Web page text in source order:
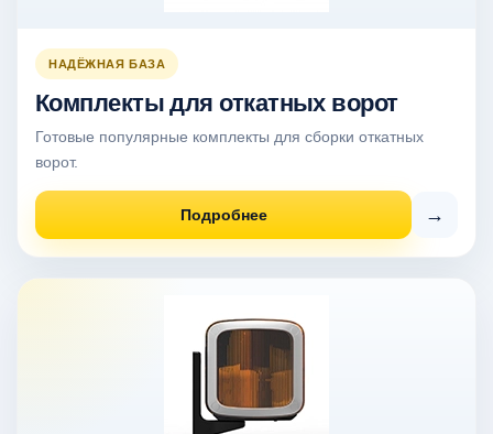
НАДЁЖНАЯ БАЗА
Комплекты для откатных ворот
Готовые популярные комплекты для сборки откатных
ворот.
Подробнее →